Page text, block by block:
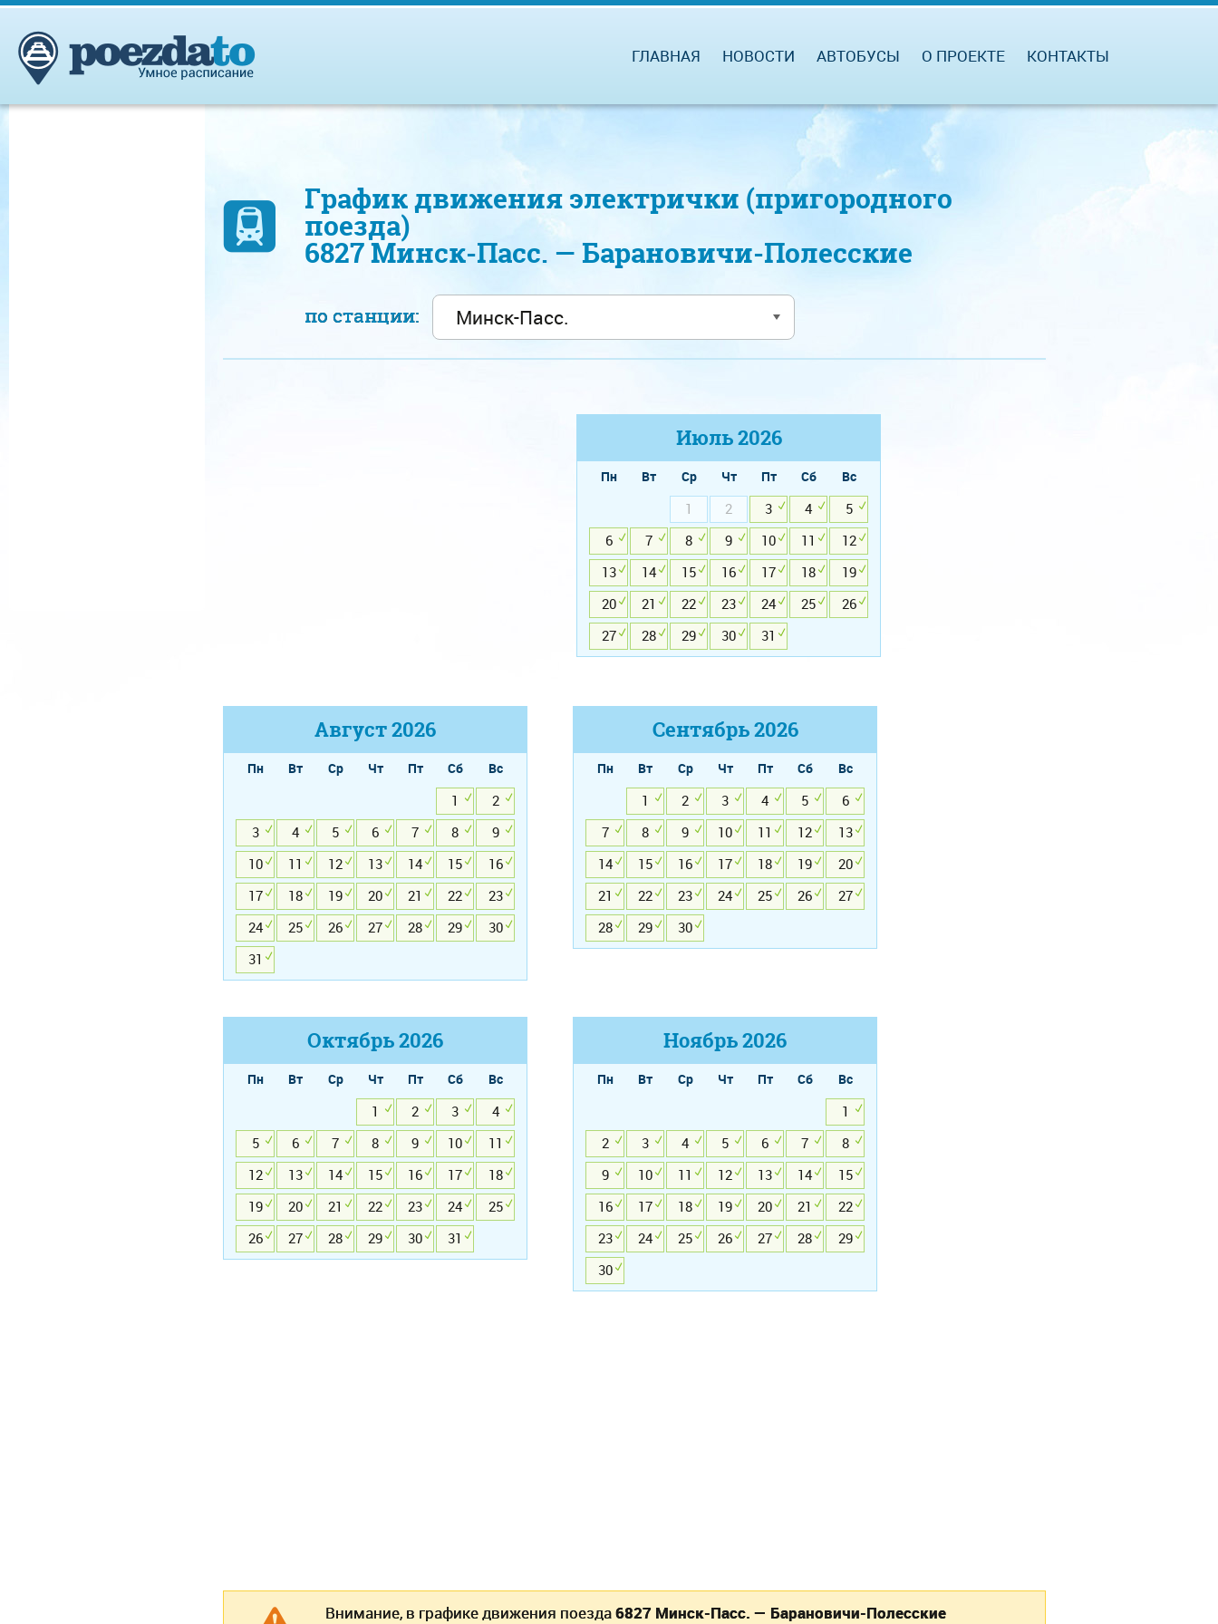
ГЛАВНАЯ НОВОСТИ АВТОБУСЫ О ПРОЕКТЕ КОНТАКТЫ
График движения электрички (пригородного
поезда)
6827 Минск-Пасс. — Барановичи-Полесские
по станции:
Июль2026
Пн Вт Ср Чт Пт Сб
Вс
1
2 3 4
5
6
7 8 9 10 11
12
13
14 15 16 17 18
19
20
21 22 23 24 25
26
27
28 29 30 31
Август2026
Пн Вт Ср Чт Пт Сб
Вс
1
2
3
4 5 6 7 8
9
10
11 12 13 14 15
16
17
18 19 20 21 22
23
24
25 26 27 28 29
30
31
Сентябрь2026
Пн Вт Ср Чт Пт Сб
Вс
1
2 3 4 5
6
7
8 9 10 11 12
13
14
15 16 17 18 19
20
21
22 23 24 25 26
27
28
29 30
Октябрь2026
Пн Вт Ср Чт Пт Сб
Вс
1
2 3
4
5
6 7 8 9 10
11
12
13 14 15 16 17
18
19
20 21 22 23 24
25
26
27 28 29 30 31
Ноябрь2026
Пн Вт Ср Чт Пт Сб
Вс
1
2
3 4 5 6 7
8
9
10 11 12 13 14
15
16
17 18 19 20 21
22
23
24 25 26 27 28
29
30
Внимание, в графике движения поезда6827 Минск-Пасс. — Барановичи-Полесские